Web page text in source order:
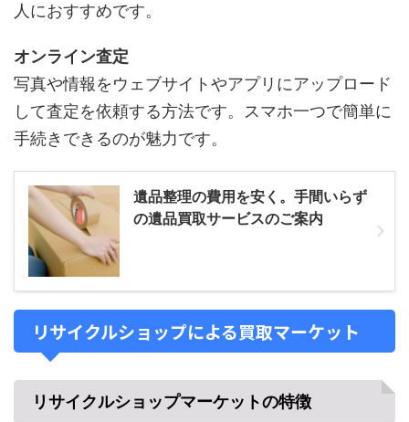
人におすすめです。
オンライン査定
写真や情報をウェブサイトやアプリにアップロード
して査定を依頼する方法です。スマホ一つで簡単に
手続きできるのが魅力です。
遺品整理の費用を安く。手間いらず
の遺品買取サービスのご案内
リサイクルショップによる買取マーケット
リサイクルショップマーケットの特徴